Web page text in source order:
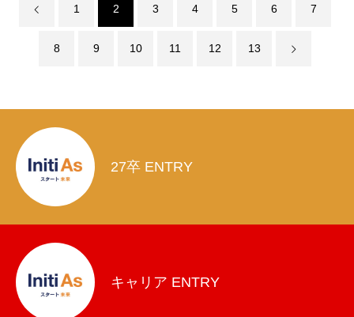
1 2 3 4 5 6 7
8 9 10 11 12 13
27卒 ENTRY
キャリア ENTRY